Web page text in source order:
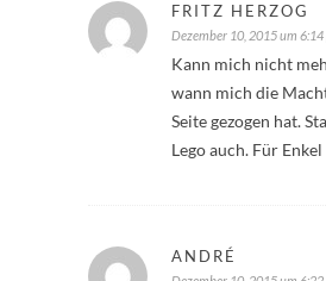
FRITZ HERZOG
Dezember 10, 2015 um 6:14
Kann mich nicht
wann mich die
Seite gezogen hat.
Lego auch. Für Enkel
ANDRÉ